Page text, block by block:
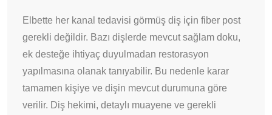
Elbette her kanal tedavisi görmüş diş için fiber post
gerekli değildir. Bazı dişlerde mevcut sağlam doku,
ek desteğe ihtiyaç duyulmadan restorasyon
yapılmasına olanak tanıyabilir. Bu nedenle karar
tamamen kişiye ve dişin mevcut durumuna göre
verilir. Diş hekimi, detaylı muayene ve gerekli